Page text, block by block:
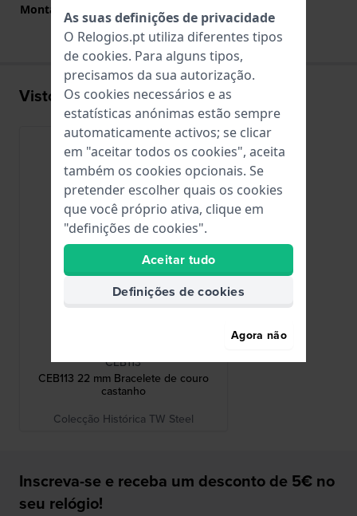
Montagem Reta
Visto recentemente
CEB113
CEB113 22 mm Bracelete de couro
castanho
Colecção Histórica TW Steel
Inscreva-se e receba um desconto de 5€ no
seu relógio!
As suas definições de privacidade
O Relogios.pt utiliza diferentes tipos
de cookies. Para alguns tipos,
precisamos da sua autorização.
Os cookies necessários e as
estatísticas anónimas estão sempre
automaticamente activos; se clicar
em "aceitar todos os cookies", aceita
também os cookies opcionais. Se
pretender escolher quais os cookies
que você próprio ativa, clique em
"definições de cookies".
Aceitar tudo
Definições de cookies
Agora não